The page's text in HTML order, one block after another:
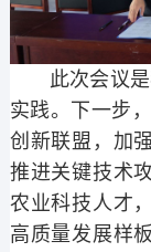
此次会议
实践。下一步
创新联盟，加
推进关键技术
农业科技人才
高质量发展样